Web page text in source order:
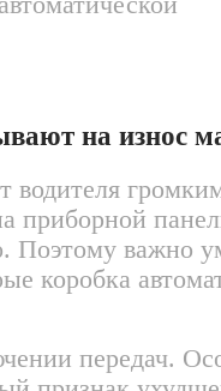
на износ
приборной
Поэтому важно
коробка
передач.